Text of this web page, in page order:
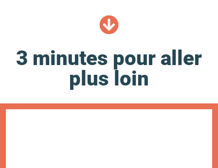
3 minutes pour aller
plus loin